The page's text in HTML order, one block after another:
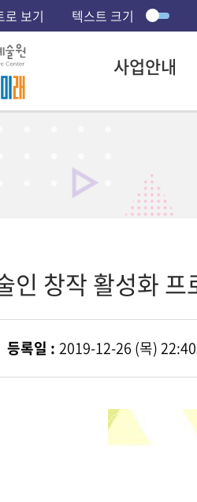
로 보기 텍스트 크기
사업안내
인 창작 활성화
등록일 : 2019-12-26 (목) 22:40